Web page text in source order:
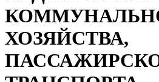
ХОЗЯЙСТВА,